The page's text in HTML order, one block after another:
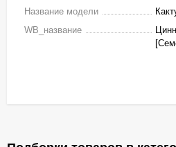
Название модели
WB_название